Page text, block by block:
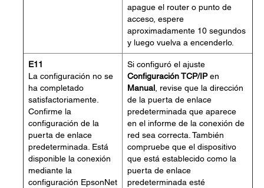
apague el router o punto de
acceso, espere
aproximadamente 10 segundos
y luego vuelva a encenderlo.
E11
La configuración no se
ha completado
satisfactoriamente.
Confirme la
configuración de la
puerta de enlace
predeterminada. Está
disponible la conexión
mediante la
configuración EpsonNet
Si configuró el ajuste
Configuración TCP/IPen
Manual, revise que la dirección
de la puerta de enlace
predeterminada que aparece
en el informe de la conexión de
red sea correcta. También
compruebe que el dispositivo
que está establecido como la
puerta de enlace
predeterminada esté